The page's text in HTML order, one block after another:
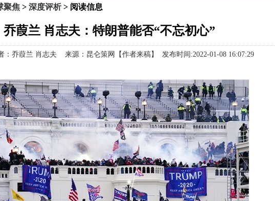
聚焦 > 深度评析> 阅读信息
乔葭兰 肖志夫：特朗普能否“不忘初心”
：乔葭兰 肖志夫 来源：昆仑策网【作者来稿】 发布时间:2022-01-08 16:07:29